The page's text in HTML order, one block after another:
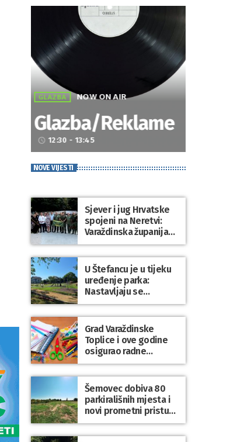
GLAZBA NOW ON AIR
Glazba/Reklame
access_time 12:30 - 13:45
NOVE VIJESTI
Sjever i jug Hrvatske
spojeni na Neretvi:
Varaždinska županija
predstavila svoju
tradiciju uoči Maratona
lađa
U Štefancu je u tijeku
uređenje parka:
Nastavljaju se
ulaganja u javne
prostore diljem
općine Trnovec
Bartolovečki
Grad Varaždinske
Toplice i ove godine
osigurao radne
bilježnice i dodatni
obrazovni materijal za
sve osnovnoškolce
Šemovec dobiva 80
parkirališnih mjesta i
novi prometni pristup
groblju